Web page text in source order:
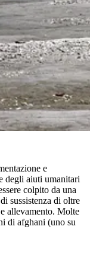
e
degli aiuti umanitari
colpito da una
sussistenza di oltre
allevamento. Molte
di afghani (uno su